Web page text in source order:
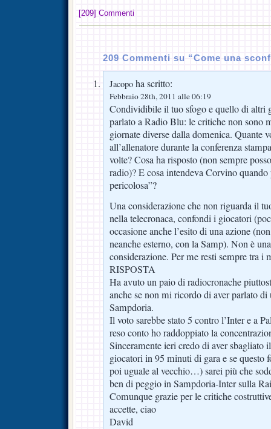
[209] Commenti
209 Commenti su “Come una
Jacopo ha scritto:
Febbraio 28th, 2011 alle 06:19
Condividibile il tuo sfogo e quello di altri
parlato a Radio Blu: le critiche non sono
giornate diverse dalla domenica. Quante
all’allenatore durante la conferenza
volte? Cosa ha risposto (non sempre
radio)? E cosa intendeva Corvino
pericolosa”?
Una considerazione che non riguarda il
nella telecronaca, confondi i giocatori
occasione anche l’esito di una azione
neanche esterno, con la Samp). Non è
considerazione. Per me resti sempre tra i
RISPOSTA
Ha avuto un paio di radiocronache
anche se non mi ricordo di aver parlato
Sampdoria.
Il voto sarebbe stato 5 contro l’Inter e a
reso conto ho raddoppiato la
Sinceramente ieri credo di aver sbagliato
giocatori in 95 minuti di gara e se questo
poi uguale al vecchio…) sarei più che
ben di peggio in Sampdoria-Inter sulla
Comunque grazie per le critiche
accette, ciao
David